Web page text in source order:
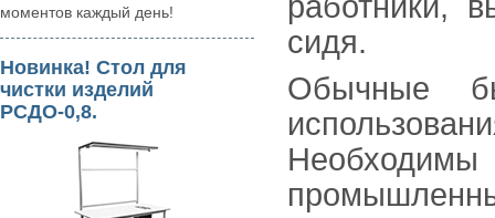
моментов каждый день!
Новинка! Стол для
чистки изделий
РСДО-0,8.
сидя.
Обычные
Необходимы